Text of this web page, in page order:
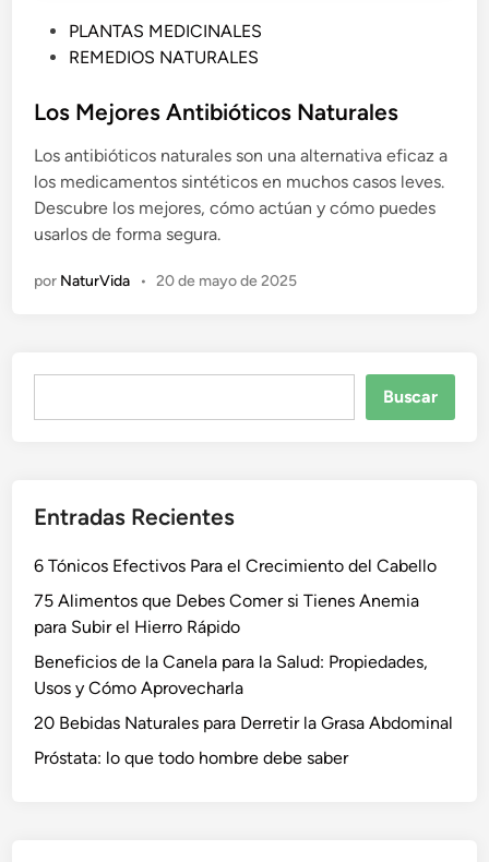
l
c
a
d
o
n
PLANTAS MEDICINALES
REMEDIOS NATURALES
Los Mejores Antibióticos Naturales
Los antibióticos naturales son una alternativa eficaz a
los medicamentos sintéticos en muchos casos leves.
Descubre los mejores, cómo actúan y cómo puedes
usarlos de forma segura.
por NaturVida • 20 de mayo de 2025
Buscar
Entradas Recientes
6 Tónicos Efectivos Para el Crecimiento del Cabello
75 Alimentos que Debes Comer si Tienes Anemia
para Subir el Hierro Rápido
Beneficios de la Canela para la Salud: Propiedades,
Usos y Cómo Aprovecharla
20 Bebidas Naturales para Derretir la Grasa Abdominal
Próstata: lo que todo hombre debe saber